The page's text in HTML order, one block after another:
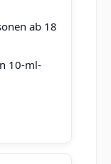
ab 18
10-ml-